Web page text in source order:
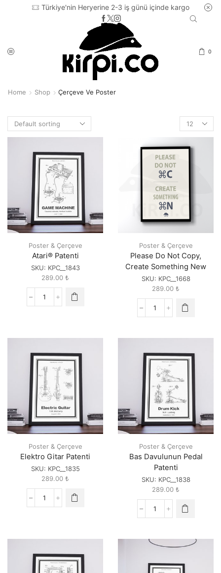
Türkiye'nin Heryerine 2-3 iş günü içinde kargo
0
Home Shop Çerçeve Ve Poster
Products
per
page
Poster & Çerçeve
Atari® Patenti
SKU: KPC__1843
289.00 ₺
Atari®
Poster & Çerçeve
Please Do Not Copy,
Create Something New
SKU: KPC__1668
289.00 ₺
Please
Copy,
Something
New
quantity
Poster & Çerçeve
Elektro Gitar Patenti
SKU: KPC__1835
289.00 ₺
Elektro
Poster & Çerçeve
Bas Davulunun Pedal
Patenti
SKU: KPC__1838
289.00 ₺
Bas
Patenti
quantity